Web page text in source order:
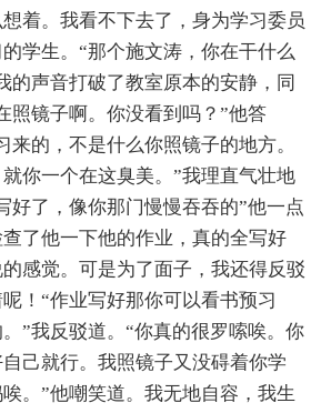
着。我看不下去了，身为学习委员
学生。“那个施文涛，你在干什么
的声音打破了教室原本的安静，同
照镜子啊。你没看到吗？”他答
来的，不是什么你照镜子的地方。
你一个在这臭美。”我理直气壮地
好了，像你那门慢慢吞吞的”他一点
了他一下他的作业，真的全写好
感觉。可是为了面子，我还得反驳
！“作业写好那你可以看书预习
”我反驳道。“你真的很罗嗦唉。你
己就行。我照镜子又没碍着你学
。”他嘲笑道。我无地自容，我生